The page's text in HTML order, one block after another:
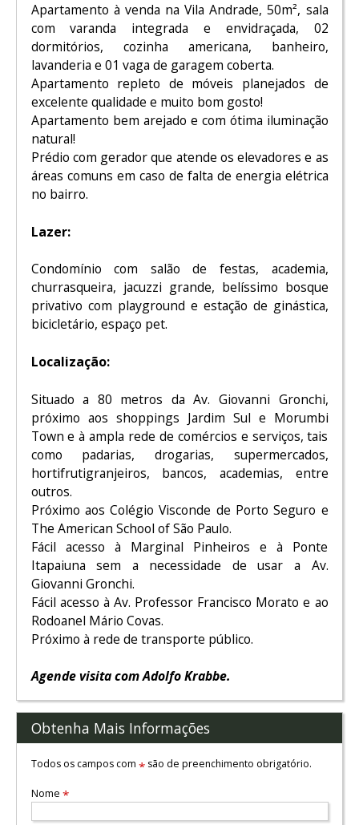
Apartamento à venda na Vila Andrade, 50m², sala
com varanda integrada e envidraçada, 02
dormitórios, cozinha americana, banheiro,
lavanderia e 01 vaga de garagem coberta.
Apartamento repleto de móveis planejados de
excelente qualidade e muito bom gosto!
Apartamento bem arejado e com ótima iluminação
natural!
Prédio com gerador que atende os elevadores e as
áreas comuns em caso de falta de energia elétrica
no bairro.
Lazer:
Condomínio com salão de festas, academia,
churrasqueira, jacuzzi grande, belíssimo bosque
privativo com playground e estação de ginástica,
bicicletário, espaço pet.
Localização:
Situado a 80 metros da Av. Giovanni Gronchi,
próximo aos shoppings Jardim Sul e Morumbi
Town e à ampla rede de comércios e serviços, tais
como padarias, drogarias, supermercados,
hortifrutigranjeiros, bancos, academias, entre
outros.
Próximo aos Colégio Visconde de Porto Seguro e
The American School of São Paulo.
Fácil acesso à Marginal Pinheiros e à Ponte
Itapaiuna sem a necessidade de usar a Av.
Giovanni Gronchi.
Fácil acesso à Av. Professor Francisco Morato e ao
Rodoanel Mário Covas.
Próximo à rede de transporte público.
Agende visita com Adolfo Krabbe.
Obtenha Mais Informações
Todos os campos com *são de preenchimento obrigatório.
Nome *